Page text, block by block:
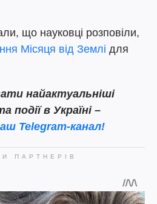
що науковці розповіли,
Місяця від Землі для
найактуальніші
події в Україні –
Telegram-канал!